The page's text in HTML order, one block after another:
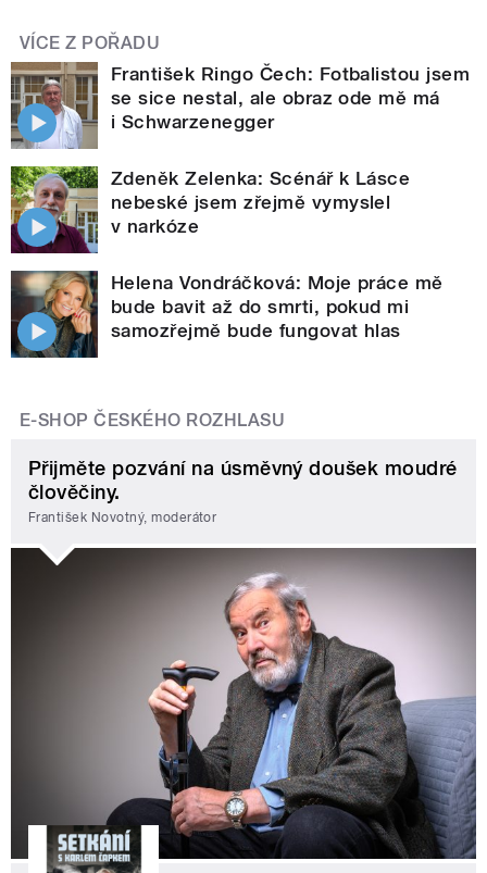
VÍCE Z POŘADU
František Ringo Čech: Fotbalistou jsem
se sice nestal, ale obraz ode mě má
i Schwarzenegger
Zdeněk Zelenka: Scénář k Lásce
nebeské jsem zřejmě vymyslel
v narkóze
Helena Vondráčková: Moje práce mě
bude bavit až do smrti, pokud mi
samozřejmě bude fungovat hlas
E-SHOP ČESKÉHO ROZHLASU
Přijměte pozvání na úsměvný doušek moudré
člověčiny.
František Novotný, moderátor